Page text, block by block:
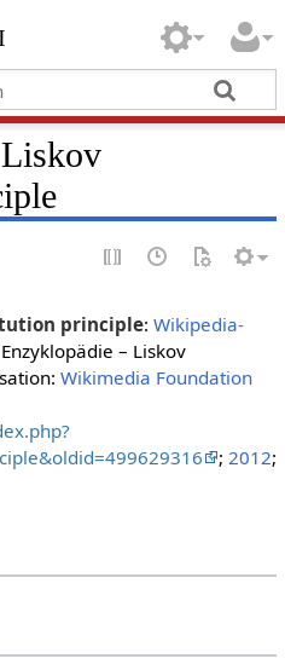
principle: Wikipedia-
– Liskov
Wikimedia Foundation
; 2012;